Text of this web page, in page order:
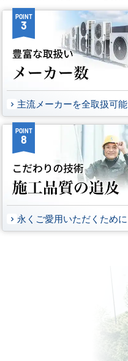
POINT
3
主流メーカーを全取扱可能
POINT
8
永くご愛用いただくために